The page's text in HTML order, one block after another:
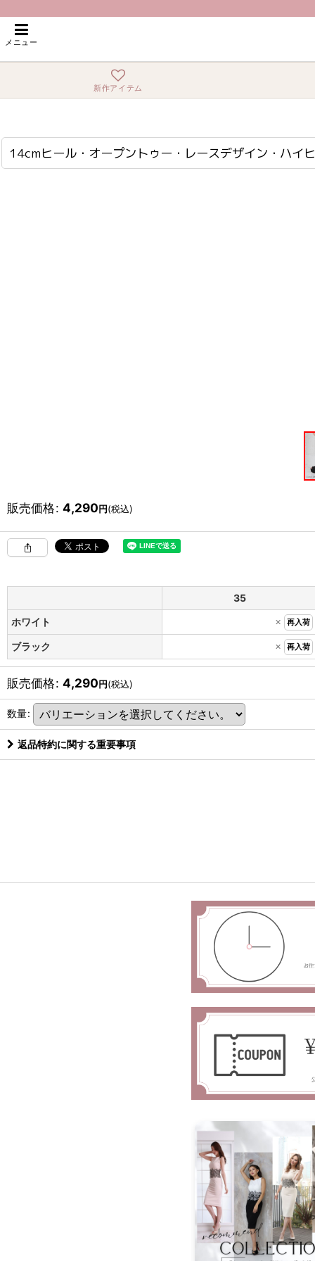
メニュー
新作アイテム
ホーム > サンダル・パンプス・ブーツ > 14cmヒール・オープントゥー・レース
14cmヒール・オープントゥー・レースデザイン・ハイ
販売価格: 4,290円(税込)
35
ホワイト
× 再入荷
ブラック × 再入荷
販売価格: 4,290円(税込)
数量:
返品特約に関する重要事項